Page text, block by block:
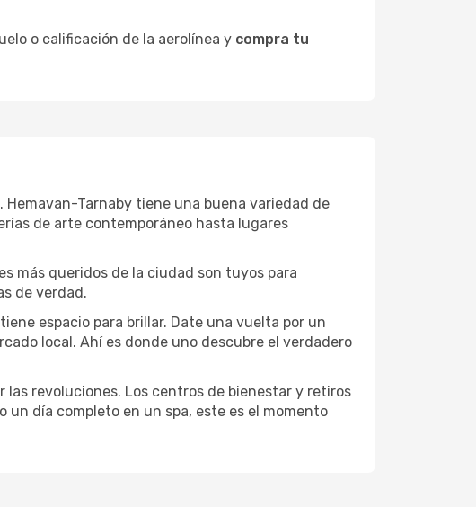
o calificación de la aerolínea y compra tu
Tarnaby tiene una buena variedad de
de arte contemporáneo hasta lugares
más queridos de la ciudad son tuyos para
de verdad.
espacio para brillar. Date una vuelta por un
local. Ahí es donde uno descubre el verdadero
las revoluciones. Los centros de bienestar y retiros
un día completo en un spa, este es el momento